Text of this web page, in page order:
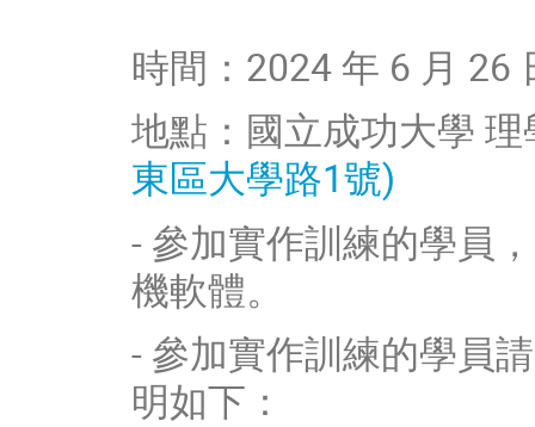
時間：2024 年 6 月
地點：國立成功大學
東區大學路1號)
- 參加實作訓練的學員
機軟體。
- 參加實作訓練的學員
明如下：